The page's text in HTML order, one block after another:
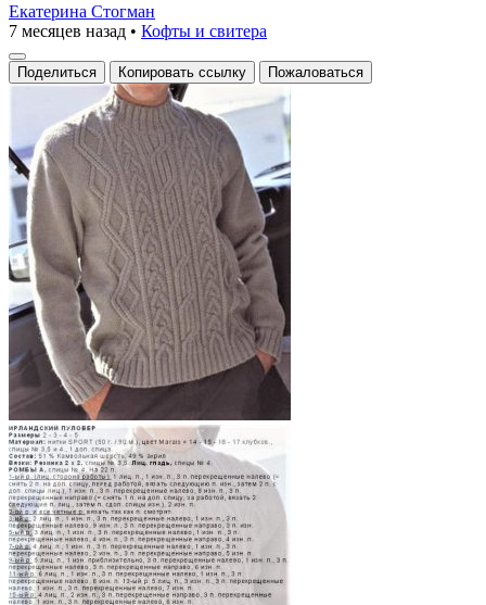
Екатерина Стогман
7 месяцев назад • Кофты и свитера
Поделиться Копировать ссылку Пожаловаться